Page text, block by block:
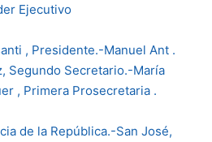
Ejecutivo
, Presidente.-Manuel Ant .
Segundo Secretario.-María
, Primera Prosecretaria .
de la República.-San José,